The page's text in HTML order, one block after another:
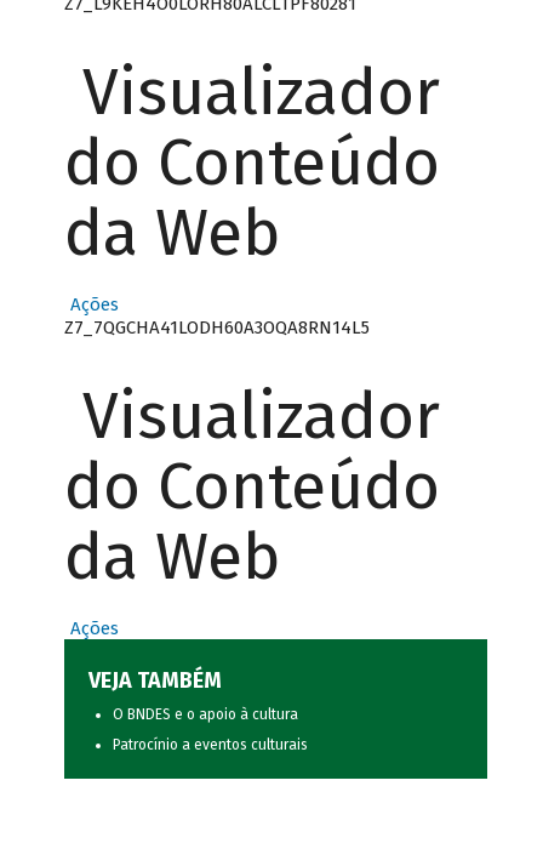
Visualizador
do Conteúdo
da Web
Ações
Z7_7QGCHA41LODH60A3OQA8RN14L5
Visualizador
do Conteúdo
da Web
Ações
VEJA TAMBÉM
O BNDES e o apoio à cultura
Patrocínio a eventos culturais